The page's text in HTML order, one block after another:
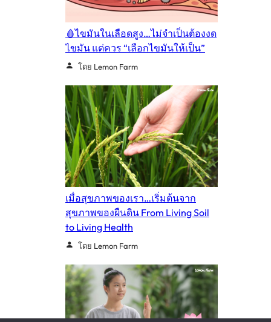
🩸ไขมันในเลือดสูง…ไม่จำเป็นต้องงด
ไขมัน แต่ควร “เลือกไขมันให้เป็น”
โดย Lemon Farm
เมื่อสุขภาพของเรา…เริ่มต้นจาก
สุขภาพของผืนดิน From Living Soil
to Living Health
โดย Lemon Farm